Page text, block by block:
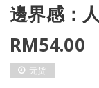
邊界感：
RM54.00
无货